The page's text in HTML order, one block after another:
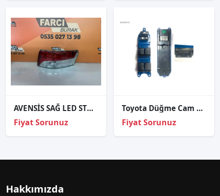
AVENSİS SAĞ LED STOP SIFIR İTHAL 08-12
Fiyat Sorunuz
Toyota Düğme Cam Açma Avensis 09-15/Corolla Verso 09-13 Ön So
Fiyat Sorunuz
Hakkımızda